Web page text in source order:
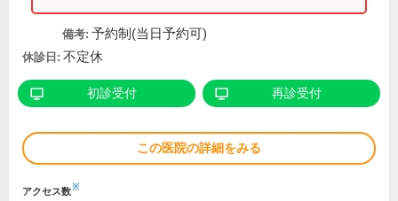
備考: 予約制(当日予約可)
休診日: 不定休
初診受付 再診受付
この医院の詳細をみる
アクセス数※